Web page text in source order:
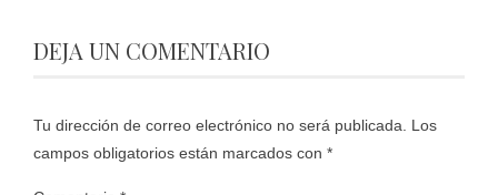
DEJA UN COMENTARIO
Tu dirección de correo electrónico no será publicada.
Los
campos obligatorios están marcados con *